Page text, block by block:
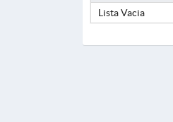
Lista Vacia